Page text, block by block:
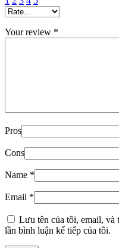
Your review *
Pros
Cons
Name *
Email *
Lưu tên của tôi, email, và
lần bình luận kế tiếp của tôi.